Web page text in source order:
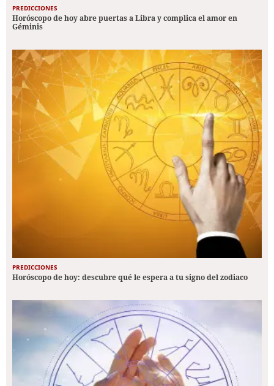
PREDICCIONES
Horóscopo de hoy abre puertas a Libra y complica el amor en
Géminis
PREDICCIONES
Horóscopo de hoy: descubre qué le espera a tu signo del zodiaco